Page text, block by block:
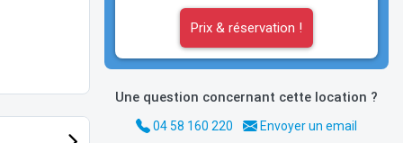
Prix & réservation !
Une question concernant cette location ?
04 58 160 220 Envoyer un email